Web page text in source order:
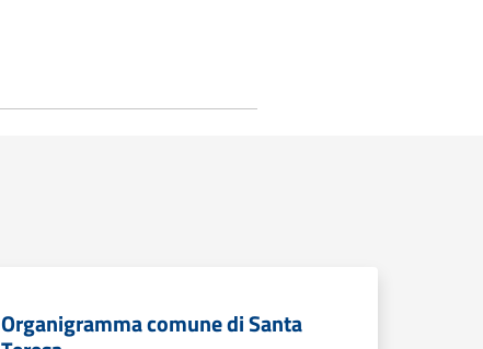
Organigramma comune di Santa